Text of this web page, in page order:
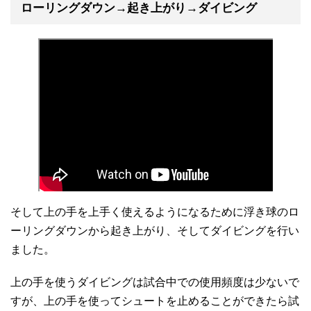
ローリングダウン→起き上がり→ダイビング
そして上の手を上手く使えるようになるために浮き球のロ
ーリングダウンから起き上がり、そしてダイビングを行い
ました。
上の手を使うダイビングは試合中での使用頻度は少ないで
すが、上の手を使ってシュートを止めることができたら試